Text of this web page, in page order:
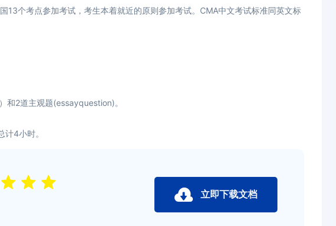
个考点参加考试，考生本着就近的原则参加考试。CMA中文考试标准同英文标
2道主观题(essayquestion)。
4小时。
立即下载文档